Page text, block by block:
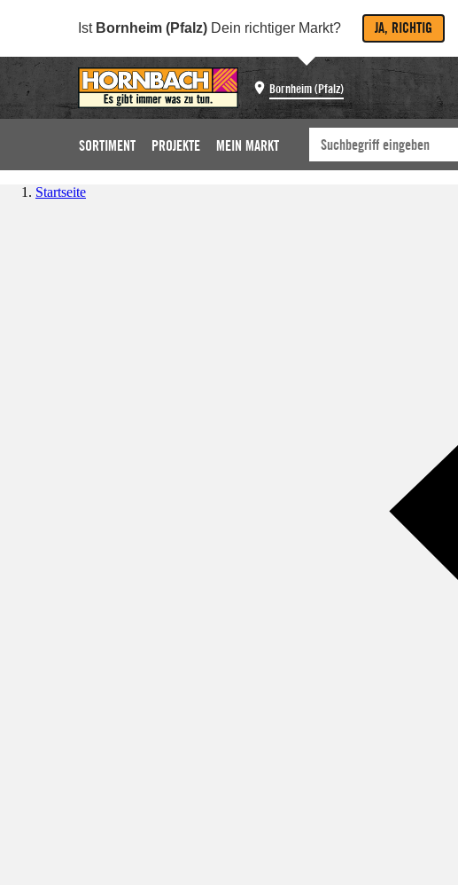
Ist Bornheim (Pfalz) Dein richtiger Markt? JA, RICHTIG
Bornheim (Pfalz)
SORTIMENT PROJEKTE MEIN MARKT
Startseite